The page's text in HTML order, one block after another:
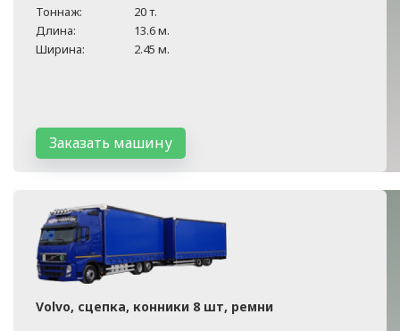
Тоннаж:
20 т.
Длина:
13.6 м.
Ширина:
2.45 м.
Заказать машину
Volvo, сцепка, конники 8 шт, ремни